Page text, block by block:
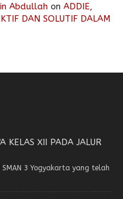
Abdullah on ADDIE,
DAN SOLUTIF DALAM
KELAS XII PADA JALUR
3 Yogyakarta yang telah